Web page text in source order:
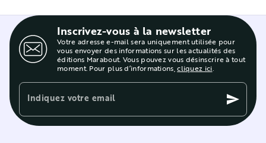
Inscrivez-vous à la newsletter
Votre adresse e-mail sera uniquement utilisée pour
vous envoyer des informations sur les actualités des
éditions Marabout. Vous pouvez vous désinscrire à tout
moment. Pour plus d’informations,cliquez ici.
Indiquez votre email send